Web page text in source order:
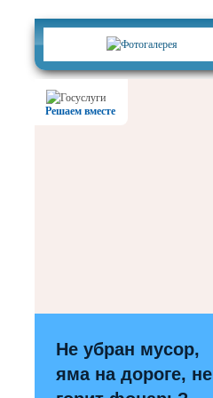
Решаем вместе
Не убран мусор,
яма на дороге, не